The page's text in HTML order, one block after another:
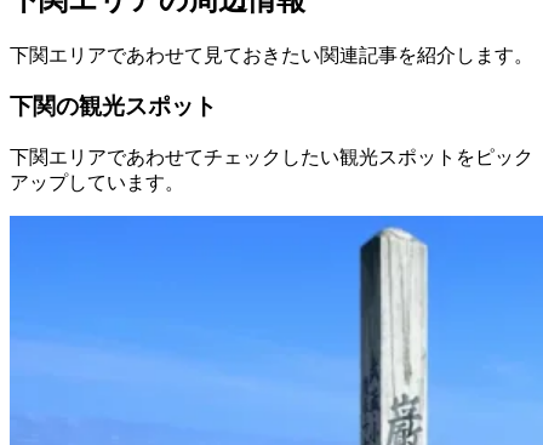
下関エリアであわせて見ておきたい関連記事を紹介します。
下関の観光スポット
下関エリアであわせてチェックしたい観光スポットをピック
アップしています。